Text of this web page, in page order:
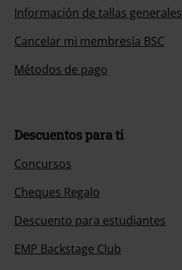
Información de tallas generales
Cancelar mi membresía BSC
Métodos de pago
Descuentos para ti
Concursos
Cheques Regalo
Descuento para estudiantes
EMP Backstage Club